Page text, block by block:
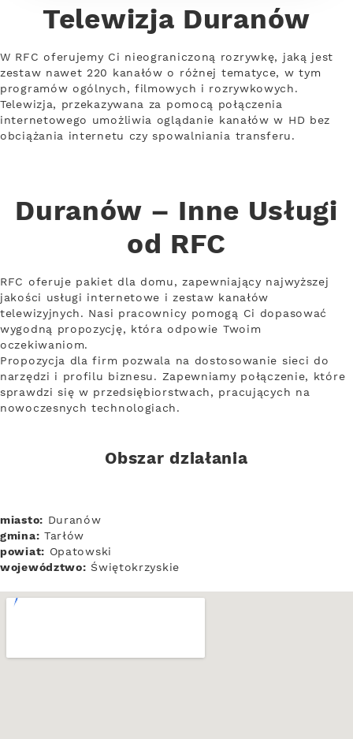
Telewizja Duranów
W RFC oferujemy Ci nieograniczoną rozrywkę, jaką jest
zestaw nawet 220 kanałów o różnej tematyce, w tym
programów ogólnych, filmowych i rozrywkowych.
Telewizja, przekazywana za pomocą połączenia
internetowego umożliwia oglądanie kanałów w HD bez
obciążania internetu czy spowalniania transferu.
Duranów – Inne Usługi
od RFC
RFC oferuje pakiet dla domu, zapewniający najwyższej
jakości usługi internetowe i zestaw kanałów
telewizyjnych. Nasi pracownicy pomogą Ci dopasować
wygodną propozycję, która odpowie Twoim
oczekiwaniom.
Propozycja dla firm pozwala na dostosowanie sieci do
narzędzi i profilu biznesu. Zapewniamy połączenie, które
sprawdzi się w przedsiębiorstwach, pracujących na
nowoczesnych technologiach.
Obszar działania
miasto: Duranów
gmina: Tarłów
powiat: Opatowski
województwo: Świętokrzyskie